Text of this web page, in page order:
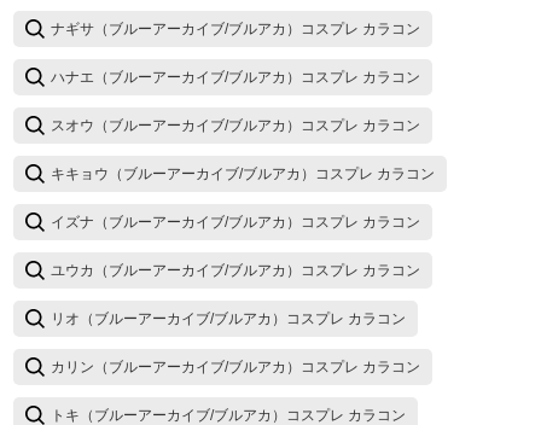
ナギサ（ブルーアーカイブ/ブルアカ）コスプレ カラコン
ハナエ（ブルーアーカイブ/ブルアカ）コスプレ カラコン
スオウ（ブルーアーカイブ/ブルアカ）コスプレ カラコン
キキョウ（ブルーアーカイブ/ブルアカ）コスプレ カラコン
イズナ（ブルーアーカイブ/ブルアカ）コスプレ カラコン
ユウカ（ブルーアーカイブ/ブルアカ）コスプレ カラコン
リオ（ブルーアーカイブ/ブルアカ）コスプレ カラコン
カリン（ブルーアーカイブ/ブルアカ）コスプレ カラコン
トキ（ブルーアーカイブ/ブルアカ）コスプレ カラコン